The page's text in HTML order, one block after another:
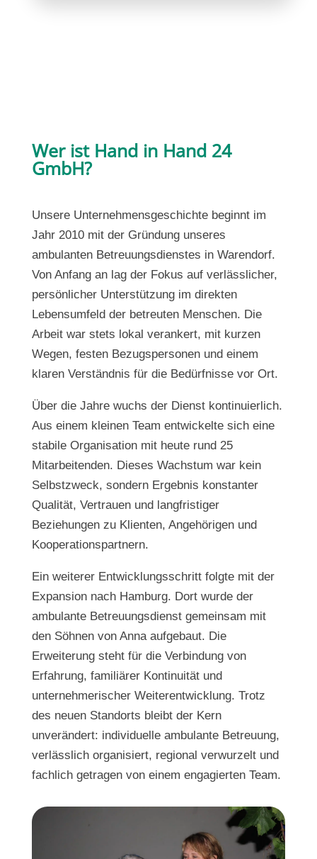
Wer ist Hand in Hand 24
GmbH?
Unsere Unternehmensgeschichte beginnt im
Jahr 2010 mit der Gründung unseres
ambulanten Betreuungsdienstes in Warendorf.
Von Anfang an lag der Fokus auf verlässlicher,
persönlicher Unterstützung im direkten
Lebensumfeld der betreuten Menschen. Die
Arbeit war stets lokal verankert, mit kurzen
Wegen, festen Bezugspersonen und einem
klaren Verständnis für die Bedürfnisse vor Ort.
Über die Jahre wuchs der Dienst kontinuierlich.
Aus einem kleinen Team entwickelte sich eine
stabile Organisation mit heute rund 25
Mitarbeitenden. Dieses Wachstum war kein
Selbstzweck, sondern Ergebnis konstanter
Qualität, Vertrauen und langfristiger
Beziehungen zu Klienten, Angehörigen und
Kooperationspartnern.
Ein weiterer Entwicklungsschritt folgte mit der
Expansion nach Hamburg. Dort wurde der
ambulante Betreuungsdienst gemeinsam mit
den Söhnen von Anna aufgebaut. Die
Erweiterung steht für die Verbindung von
Erfahrung, familiärer Kontinuität und
unternehmerischer Weiterentwicklung. Trotz
des neuen Standorts bleibt der Kern
unverändert: individuelle ambulante Betreuung,
verlässlich organisiert, regional verwurzelt und
fachlich getragen von einem engagierten Team.